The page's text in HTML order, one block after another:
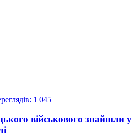
1 045
військового знайшли у